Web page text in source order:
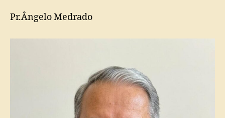
Pr.Ângelo Medrado